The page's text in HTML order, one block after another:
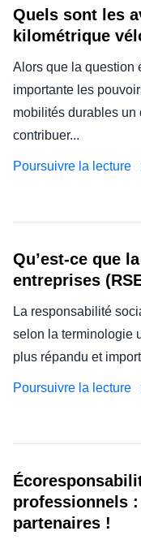
Quels sont les
kilométrique
Alors que la question
importante les
mobilités durables un
contribuer...
Poursuivre la lecture
Qu’est-ce que
entreprises
La responsabilité
selon la terminologie
plus répandu et
Poursuivre la lecture
professionnels
partenaires !